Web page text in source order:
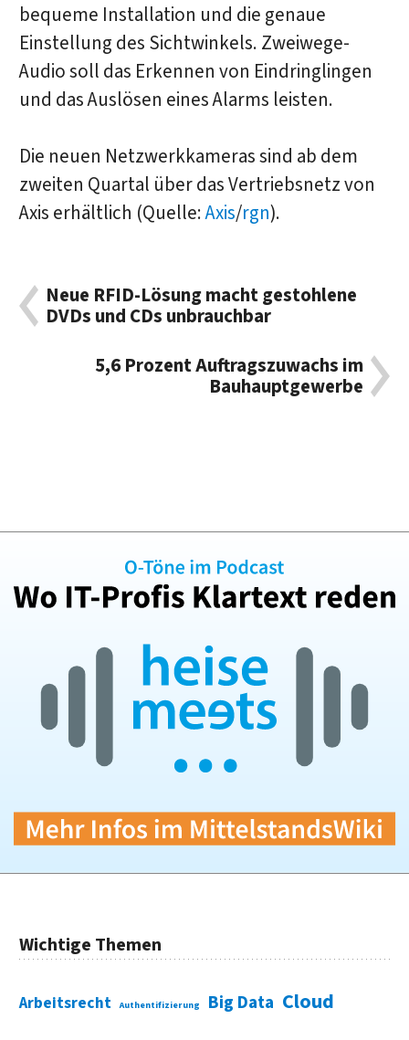
bequeme Installation und die genaue
Einstellung des Sichtwinkels. Zweiwege-
Audio soll das Erkennen von Eindringlingen
und das Auslösen eines Alarms leisten.
Die neuen Netzwerkkameras sind ab dem
zweiten Quartal über das Vertriebsnetz von
Axis erhältlich (Quelle:Axis/rgn).
Neue RFID-Lösung macht gestohlene
DVDs und CDs unbrauchbar
5,6 Prozent Auftragszuwachs im
Bauhauptgewerbe
Wichtige Themen
Arbeitsrecht Authentifizierung Big Data Cloud